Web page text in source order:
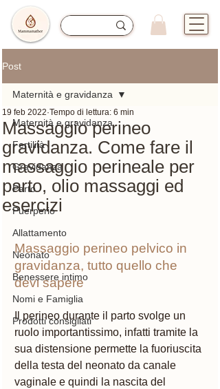
Post
Maternità e gravidanza
Fertilità
Gravidanza
Parto
Puerperio
Allattamento
Neonato
Benessere intimo
Nomi e Famiglia
Prodotti consigliati
Maternità e gravidanza
Massaggio perineo
gravidanza. Come fare il
massaggio perineale per
parto, olio massaggi ed
esercizi
19 feb 2022 Tempo di lettura: 6 min
Massaggio perineo pelvico in
gravidanza, tutto quello che
devi sapere
Il perineo durante il parto svolge un
ruolo importantissimo, infatti tramite la
sua distensione permette la fuoriuscita
della testa del neonato da canale
vaginale e quindi la nascita del